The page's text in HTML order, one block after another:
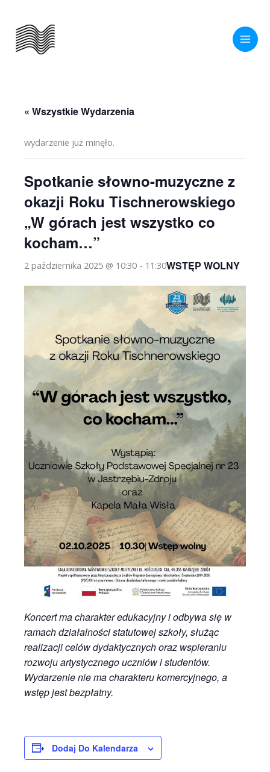
treści
« Wszystkie Wydarzenia
wydarzenie już minęło.
Spotkanie słowno-muzyczne z
okazji Roku Tischnerowskiego
„W górach jest wszystko co
kocham…”
2 października 2025 @ 10:30 - 11:30WSTĘP WOLNY
Koncert ma charakter edukacyjny i odbywa się w
ramach działalności statutowej szkoły, służąc
realizacji celów dydaktycznych oraz wspieraniu
rozwoju artystycznego uczniów i studentów.
Wydarzenie nie ma charakteru komercyjnego, a
wstęp jest bezpłatny.
Dodaj Do Kalendarza